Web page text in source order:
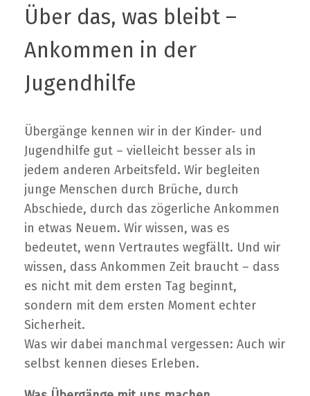
Über das, was bleibt –
Ankommen in der
Jugendhilfe
Übergänge kennen wir in der Kinder- und
Jugendhilfe gut – vielleicht besser als in
jedem anderen Arbeitsfeld. Wir begleiten
junge Menschen durch Brüche, durch
Abschiede, durch das zögerliche Ankommen
in etwas Neuem. Wir wissen, was es
bedeutet, wenn Vertrautes wegfällt. Und wir
wissen, dass Ankommen Zeit braucht – dass
es nicht mit dem ersten Tag beginnt,
sondern mit dem ersten Moment echter
Sicherheit.
Was wir dabei manchmal vergessen: Auch wir
selbst kennen dieses Erleben.